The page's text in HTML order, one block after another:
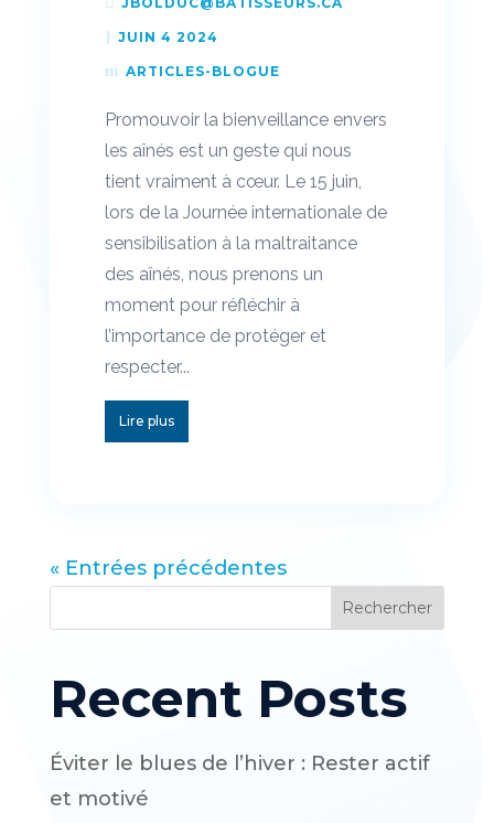
JUIN 4 2024
ARTICLES-BLOGUE
Promouvoir la bienveillance envers
les aînés est un geste qui nous
tient vraiment à cœur. Le 15 juin,
lors de la Journée internationale de
sensibilisation à la maltraitance
des aînés, nous prenons un
moment pour réfléchir à
l’importance de protéger et
respecter...
Lire plus
« Entrées précédentes
Rechercher
Recent Posts
Éviter le blues de l’hiver : Rester actif
et motivé